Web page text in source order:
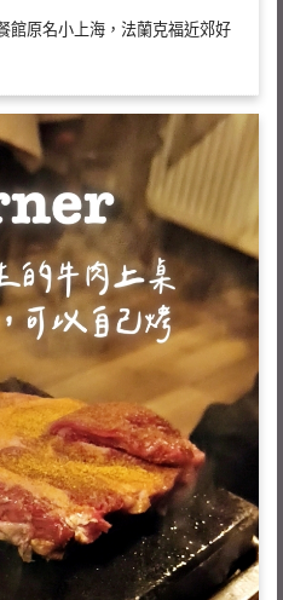
館原名小上海，法蘭克福近郊好